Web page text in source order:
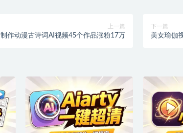
上一篇
制作动漫古诗词AI视频45个作品涨粉17万
下一篇
美女瑜伽